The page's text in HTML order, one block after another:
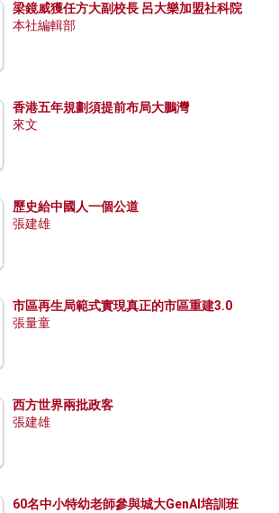
梁鏡威獲任方大副校長 呂大樂加盟社科院
本社編輯部
香港五年規劃須提前布局大鵬灣
來文
歷史給中國人一個公道
張建雄
市區再生局範式實現真正的市區重建3.0
張量童
西方世界兩批政客
張建雄
60名中小特幼老師參與城大GenAI培訓班